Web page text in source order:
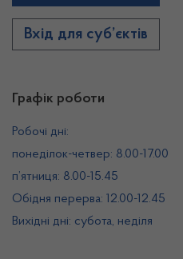
Графік роботи
Робочі дні:
понеділок-четвер: 8.00-17.00
п’ятниця: 8.00-15.45
Обідня перерва: 12.00-12.45
Вихідні дні: субота, неділя
Вхід для суб’єктів